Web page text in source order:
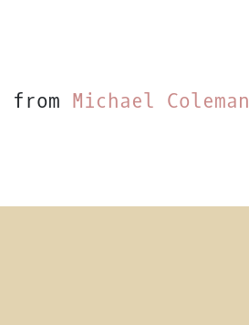
from Michael Coleman